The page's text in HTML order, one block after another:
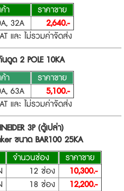
ค้า
ราคาขาย
32A
2,640.-
และ ไม่รวมค่าจัดส่ง
ดูด 2 POLE 10KA
นค้า
ราคาขาย
63A
5,100.-
และ ไม่รวมค่าจัดส่ง
3P (ตู้เปล่า)
ขนาด BAR100 25KA
จำนวนช่อง
ราคาขาย
12 ช่อง
10,300.-
18 ช่อง
12,200.-